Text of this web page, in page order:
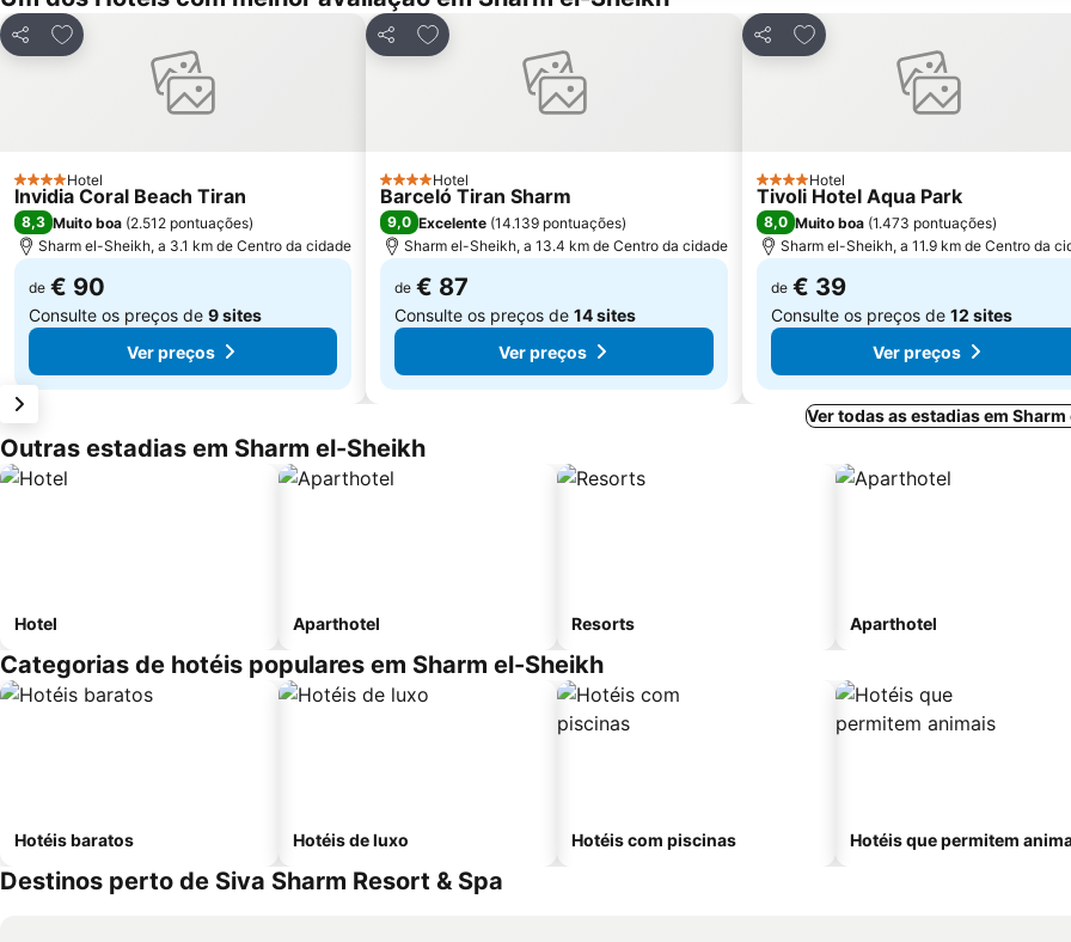
Partilhar
Adicionar aos favoritos
4 Estrelas
Hotel
Invidia Coral Beach Tiran
8,3 Muito boa (2.512 pontuações)
Sharm el-Sheikh, a 3.1 km de Centro da cidade
de € 90
Consulte os preços de 9 sites
Ver preços
Partilhar
Adicionar aos favoritos
4 Estrelas
Hotel
Barceló Tiran Sharm
9,0 Excelente (14.139 pontuações)
Sharm el-Sheikh, a 13.4 km de Centro da cidade
de € 87
Consulte os preços de 14 sites
Ver preços
Partilhar
Adicionar aos favoritos
4 Estrelas
Hotel
Tivoli Hotel Aqua Park
8,0 Muito boa (1.473 pontuações)
Sharm el-Sheikh, a 11.9 km de Centro da
de € 39
Consulte os preços de 12 sites
Ver preços
Ver todas as estadias em
Outras estadias em Sharm el-Sheikh
Hotel Aparthotel Resorts Aparthotel
Categorias de hotéis populares em Sharm el-Sheikh
Hotéis baratos Hotéis de luxo Hotéis com piscinas Hotéis que permitem
Destinos perto de Siva Sharm Resort & Spa